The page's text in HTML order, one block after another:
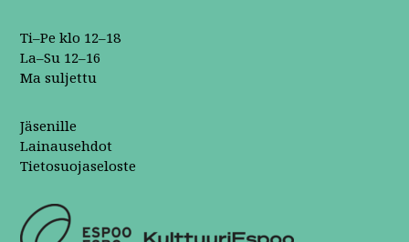
Ti–Pe klo 12–18
La–Su 12–16
Ma suljettu
Jäsenille
Lainausehdot
Tietosuojaseloste